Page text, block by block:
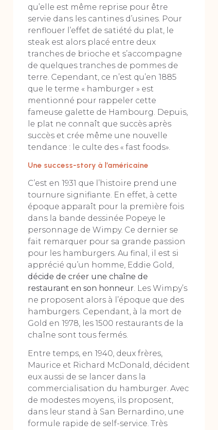
qu’elle est même reprise pour être
servie dans les cantines d’usines. Pour
renflouer l’effet de satiété du plat, le
steak est alors placé entre deux
tranches de brioche et s’accompagne
de quelques tranches de pommes de
terre. Cependant, ce n’est qu’en 1885
que le terme « hamburger » est
mentionné pour rappeler cette
fameuse galette de Hambourg. Depuis,
le plat ne connaît que succès après
succès et crée même une nouvelle
tendance : le culte des « fast foods».
Une success-story à l’américaine
C’est en 1931 que l’histoire prend une
tournure signifiante. En effet, à cette
époque apparaît pour la première fois
dans la bande dessinée Popeye le
personnage de Wimpy. Ce dernier se
fait remarquer pour sa grande passion
pour les hamburgers. Au final, il est si
apprécié qu’un homme, Eddie Gold,
décide de créer une chaîne de
restaurant en son honneur . Les Wimpy’s
ne proposent alors à l’époque que des
hamburgers. Cependant, à la mort de
Gold en 1978, les 1500 restaurants de la
chaîne sont tous fermés.
Entre temps, en 1940, deux frères,
Maurice et Richard McDonald, décident
eux aussi de se lancer dans la
commercialisation du hamburger. Avec
de modestes moyens, ils proposent,
dans leur stand à San Bernardino, une
formule rapide de self-service. Très